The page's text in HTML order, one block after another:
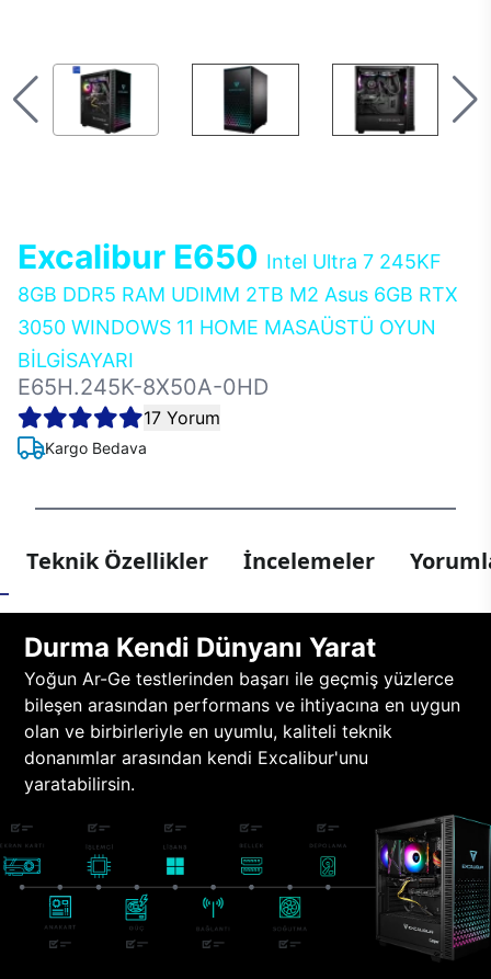
Excalibur E650 Intel Ultra 7 245KF
8GB DDR5 RAM UDIMM 2TB M2 Asus 6GB RTX
3050 WINDOWS 11 HOME MASAÜSTÜ OYUN
BİLGİSAYARI
E65H.245K-8X50A-0HD
17 Yorum
Kargo Bedava
Teknik Özellikler İncelemeler
Durma Kendi Dünyanı Yarat
Yoğun Ar-Ge testlerinden başarı ile geçmiş yüzlerce
bileşen arasından performans ve ihtiyacına en uygun
olan ve birbirleriyle en uyumlu, kaliteli teknik
donanımlar arasından kendi Excalibur'unu
yaratabilirsin.